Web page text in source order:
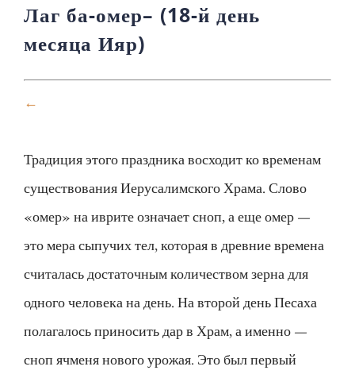
Лаг ба-омер– (18-й день
месяца Ияр)
←
Традиция этого праздника восходит ко временам
существования Иерусалимского Храма. Слово
«омер» на иврите означает сноп, а еще омер —
это мера сыпучих тел, которая в древние времена
считалась достаточным количеством зерна для
одного человека на день. На второй день Песаха
полагалось приносить дар в Храм, а именно —
сноп ячменя нового урожая. Это был первый